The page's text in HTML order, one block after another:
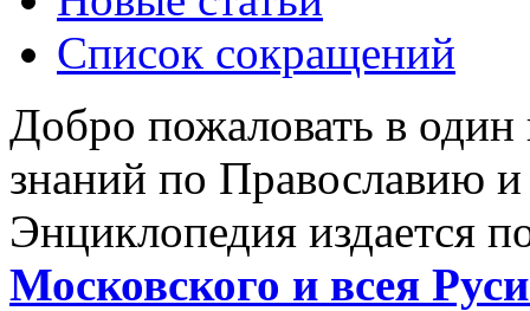
Список сокращений
Добро пожаловать в
знаний по Православию
Энциклопедия издается
Московского и всея